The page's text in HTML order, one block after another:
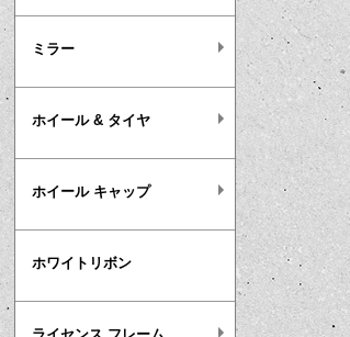
ミラー
ホイール & タイヤ
ホイール キャップ
ホワイトリボン